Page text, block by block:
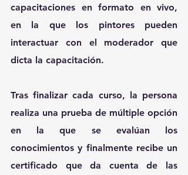
capacitaciones en formato en vivo,
en la que los pintores pueden
interactuar con el moderador que
dicta la capacitación.
Tras finalizar cada curso, la persona
realiza una prueba de múltiple opción
en la que se evalúan los
conocimientos y finalmente recibe un
certificado que da cuenta de las